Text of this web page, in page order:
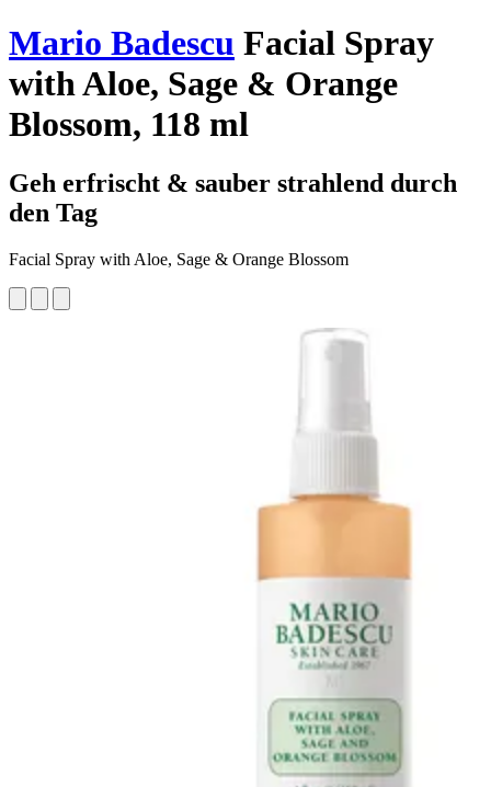
Mario Badescu Facial Spray
with Aloe, Sage & Orange
Blossom, 118 ml
Geh erfrischt & sauber strahlend durch
den Tag
Facial Spray with Aloe, Sage & Orange Blossom